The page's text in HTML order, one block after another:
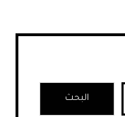
البحث